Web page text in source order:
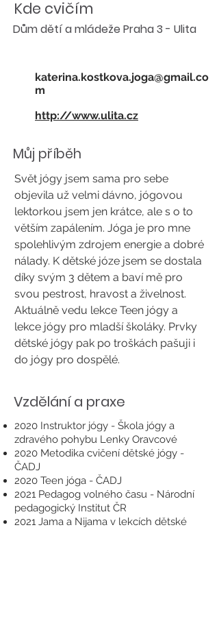
Dům dětí a mládeže Praha 3 - Ulita
katerina.kostkova.joga@gmail.co
m
http://www.ulita.cz
Kde cvičím
Můj příběh
Svět jógy jsem sama pro sebe
objevila už velmi dávno, jógovou
lektorkou jsem jen krátce, ale s o to
větším zapálením. Jóga je pro mne
spolehlivým zdrojem energie a dobré
nálady. K dětské józe jsem se dostala
díky svým 3 dětem a baví mě pro
svou pestrost, hravost a živelnost.
Aktuálně vedu lekce Teen jógy a
lekce jógy pro mladší školáky. Prvky
dětské jógy pak po troškách pašuji i
do jógy pro dospělé.
Vzdělání a praxe
2020 Instruktor jógy - Škola jógy a
zdravého pohybu Lenky Oravcové
2020 Metodika cvičení dětské jógy -
ČADJ
2020 Teen jóga - ČADJ
2021 Pedagog volného času - Národní
pedagogický Institut ČR
2021 Jama a Nijama v lekcích dětské